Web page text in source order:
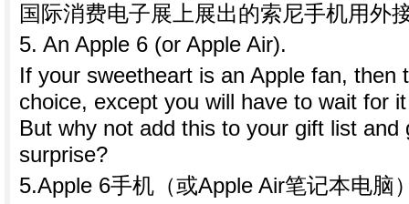
国际消费电子展上展出的索尼手机用外
5. An Apple 6 (or Apple Air).
If your sweetheart is an Apple fan, then
choice, except you will have to wait for
But why not add this to your gift list and
surprise?
5.Apple 6手机（或Apple Air笔记本电脑